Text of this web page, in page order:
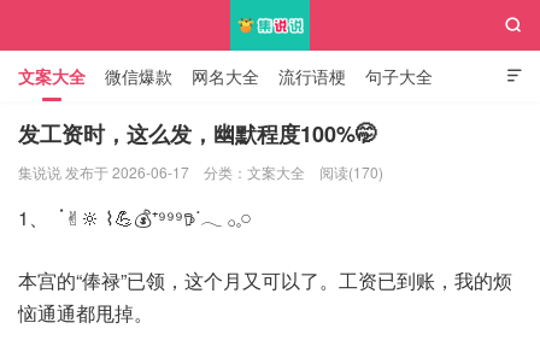

文案大全 微信爆款 网名大全 流行语梗 句子大全
知识大全

发工资时，这么发，幽默程度100%🤭
集说说 发布于 2026-06-17 分类： 文案大全 阅读(170)
1、 ॱ✌︎🔆 ⌇💪💰⁺⁹⁹⁹𖠚ᐝ𓂃 𓂂𓈒𓏸
本宫的“俸禄”已领，这个月又可以了。工资已到账，我的烦
恼通通都甩掉。